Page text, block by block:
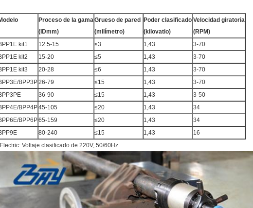
Proceso de la gama
(IDmm)
Grueso de pared
(milímetro)
Poder clasificado
(kilovatio)
Velocidad giratoria
(RPM)
kit1
12.5-15 ≤3 1,43
3-70
kit2
15-20 ≤5 1,43
3-70
kit3
20-28 ≤6 1,43
3-70
BPP3P26-79 ≤15 1,43
3-70
36-90 ≤15 1,43
3-50
BPP4P45-105 ≤20 1,43
34
BPP6P65-159 ≤20 1,43
34
80-240 ≤15 1,43
16
Voltaje clasificado de 220V, 50/60Hz